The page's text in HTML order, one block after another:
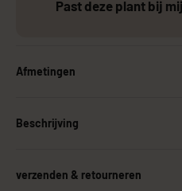
Past deze plant bij
Afmetingen
Beschrijving
verzenden & retourneren